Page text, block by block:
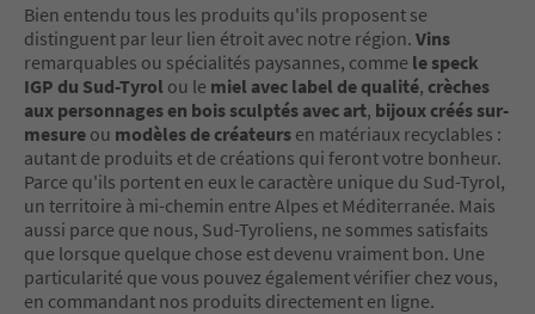
Bien entendu tous les produits qu'ils proposent se
distinguent par leur lien étroit avec notre région. Vins
remarquables ou spécialités paysannes, comme le speck
IGP du Sud-Tyrol ou le miel avec label de qualité, crèches
aux personnages en bois sculptés avec art, bijoux créés sur-
mesure ou modèles de créateurs en matériaux recyclables :
autant de produits et de créations qui feront votre bonheur.
Parce qu'ils portent en eux le caractère unique du Sud-Tyrol,
un territoire à mi-chemin entre Alpes et Méditerranée. Mais
aussi parce que nous, Sud-Tyroliens, ne sommes satisfaits
que lorsque quelque chose est devenu vraiment bon. Une
particularité que vous pouvez également vérifier chez vous,
en commandant nos produits directement en ligne.